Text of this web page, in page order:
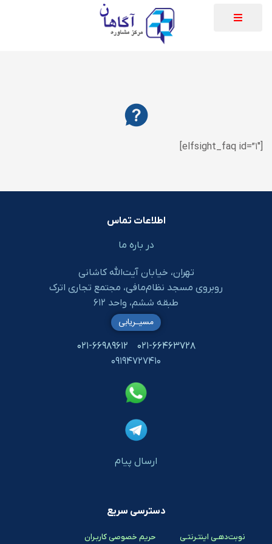
اطلاعات تماس
در باره ما
تهران، خیابان آیت‌الله کاشانی
روبروی مسجد نظام‌مافی، مجتمع تجاری اترک
طبقه ششم، واحد ۶۱۲
۰۲۱-۶۶۴۶۳۷۲۸
۰۲۱-۶۶۹۸۹۶۱۲
۰۹۱۹۴۷۲۷۴۱۰
ارسال پیام
مسیـریابی
دسترسی سریع
نوبت‌دهـی اینتـرنتـی حریم خصوصی کاربـران